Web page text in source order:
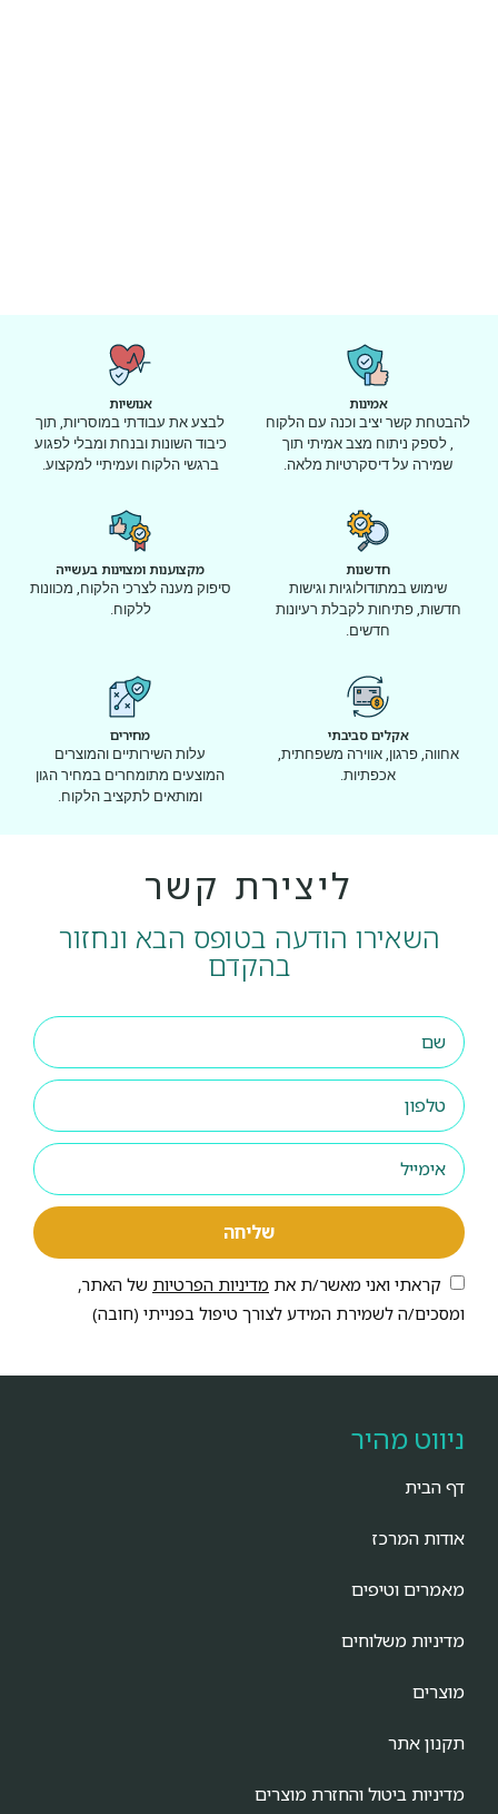
אמינות
להבטחת קשר יציב וכנה עם הלקוח
, לספק ניתוח מצב אמיתי תוך
שמירה על דיסקרטיות מלאה.
אנושיות
לבצע את עבודתי במוסריות, תוך
כיבוד השונות ובנחת ומבלי לפגוע
ברגשי הלקוח ועמיתיי למקצוע.
חדשנות
שימוש במתודולוגיות וגישות
חדשות, פתיחות לקבלת רעיונות
חדשים.
מקצוענות ומצוינות בעשייה
סיפוק מענה לצרכי הלקוח, מכוונות
ללקוח.
אקלים סביבתי
אחווה, פרגון, אווירה משפחתית,
אכפתיות.
מחירים
עלות השירותיים והמוצרים
המוצעים מתומחרים במחיר הגון
ומותאים לתקציב הלקוח.
ליצירת קשר
השאירו הודעה בטופס הבא ונחזור
בהקדם
שליחה
קראתי ואני מאשר/ת את מדיניות הפרטיות של האתר,
ומסכים/ה לשמירת המידע לצורך טיפול בפנייתי (חובה)
ניווט מהיר
דף הבית
אודות המרכז
מאמרים וטיפים
מדיניות משלוחים
מוצרים
תקנון אתר
מדיניות ביטול והחזרת מוצרים